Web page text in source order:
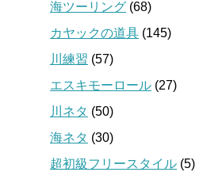
海ツーリング (68)
カヤックの道具 (145)
川練習 (57)
エスキモーロール (27)
川ネタ (50)
海ネタ (30)
超初級フリースタイル (5)